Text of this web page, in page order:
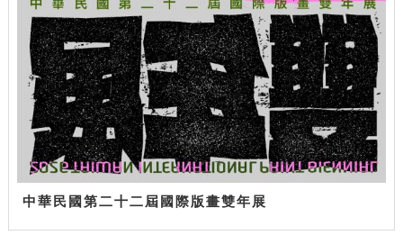
中華民國第二十二屆國際版畫雙年展